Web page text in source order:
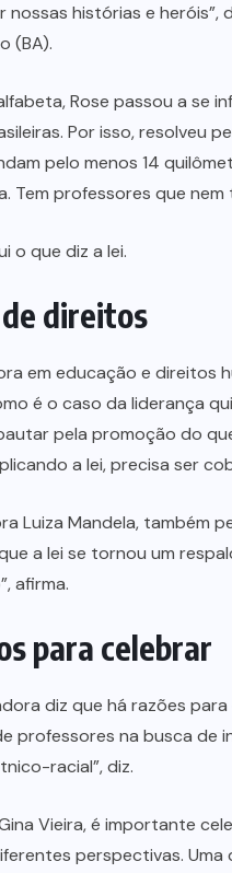
nossas histórias e heróis”,
(BA).
Rose passou a se
Por isso, resolveu
pelo menos 14
Tem professores que
o que diz a lei.
direitos
em educação e direitos
é o caso da liderança
pela promoção do
a lei, precisa ser
Luiza Mandela, também
a lei se tornou um
afirma.
para celebrar
diz que há razões
professores na busca de
racial”, diz.
Vieira, é importante
perspectivas. Uma